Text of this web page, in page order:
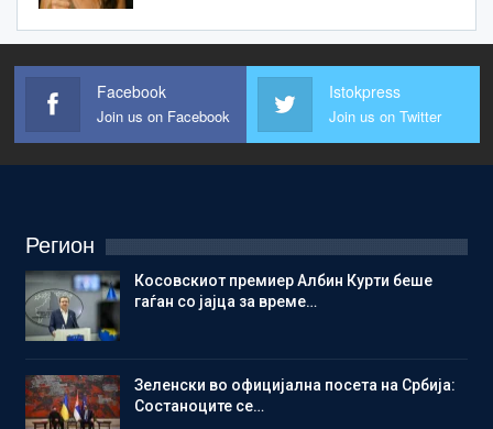
Facebook
Join us on Facebook
Istokpress
Join us on Twitter
Регион
Косовскиот премиер Албин Курти беше
гаѓан со јајца за време…
Зеленски во официјална посета на Србија:
Состаноците се…